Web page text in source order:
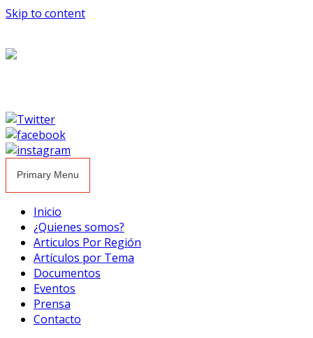
Skip to content
Primary Menu
Inicio
¿Quienes somos?
Articulos Por Región
Artículos por Tema
Documentos
Eventos
Prensa
Contacto